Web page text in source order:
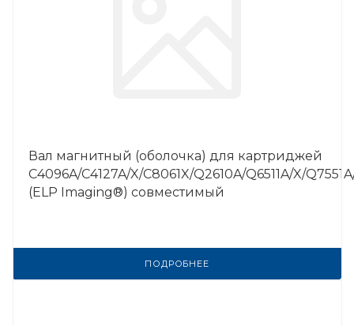
Вал магнитный (оболочка) для картриджей
C4096A/C4127A/X/C8061X/Q2610A/Q6511A/X/
(ELP Imaging®) совместимый
ПОДРОБНЕЕ